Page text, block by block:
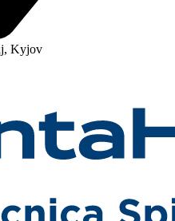
Kyjov